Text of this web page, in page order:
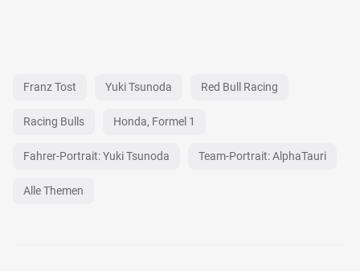
Franz Tost Yuki Tsunoda Red Bull Racing
Racing Bulls Honda, Formel 1
Fahrer-Portrait: Yuki Tsunoda Team-Portrait: AlphaTauri
Alle Themen